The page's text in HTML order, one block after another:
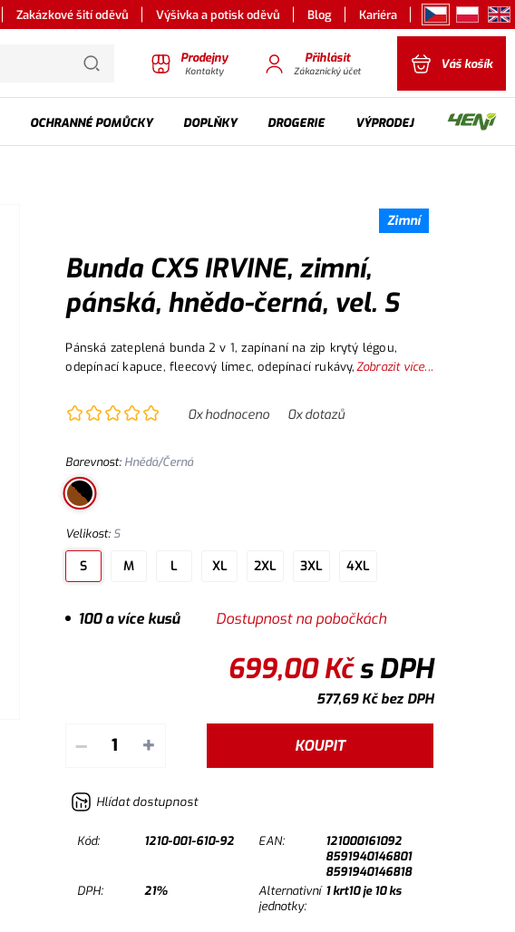
Zakázkové šití oděvů Výšivka a potisk oděvů Blog Kariéra
Prodejny
Kontakty
Přihlásit
Zákaznický účet Váš košík
OCHRANNÉ POMŮCKY DOPLŇKY DROGERIE VÝPRODEJ
Zimní
Bunda CXS IRVINE, zimní,
pánská, hnědo-černá, vel. S
Pánská zateplená bunda 2 v 1, zapínaní na zip krytý légou,
odepínací kapuce, fleecový límec, odepínací rukávy,
pravou náprsní kapsou, stahování v dolním okraji, lepené švy,
reflexní doplňky. Kaps
Zobrazit více...
0x hodnoceno 0x dotazů
Barevnost: Hnědá/Černá
Velikost: S
S M L XL 2XL 3XL 4XL
100 a více kusů Dostupnost na pobočkách
699,00Kčs DPH
577,69Kčbez DPH
– + KOUPIT
Hlídat dostupnost
Kód: 1210-001-610-92 EAN:
121000161092
8591940146801
8591940146818
DPH:
21%
Alternativní
jednotky:
1krt10 je10ks